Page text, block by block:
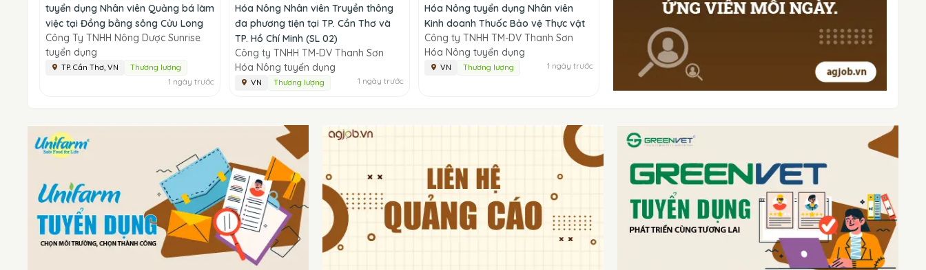
tuyển dụng Nhân viên Quảng bá làm
việc tại Đồng bằng sông Cửu Long
Công Ty TNHH Nông Dược Sunrise
tuyển dụng
TP. Cần Thơ, VN Thương lượng
1 ngày trước
Hóa Nông Nhân viên Truyền thông
đa phương tiện tại TP. Cần Thơ và
TP. Hồ Chí Minh (SL 02)
Công ty TNHH TM-DV Thanh Sơn
Hóa Nông tuyển dụng
VN Thương lượng 1 ngày trước
Hóa Nông tuyển dụng Nhân viên
Kinh doanh Thuốc Bảo vệ Thực vật
Công ty TNHH TM-DV Thanh Sơn
Hóa Nông tuyển dụng
VN Thương lượng 1 ngày trước